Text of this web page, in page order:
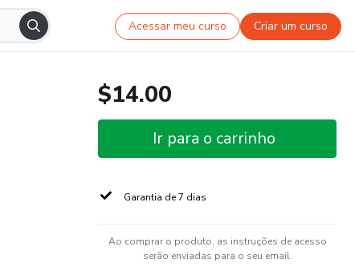
Acessar meu curso Criar um curso
$14.00
Ir para o carrinho
Garantia de 7 dias
Ao comprar o produto, as instruções de acesso
serão enviadas para o seu email.